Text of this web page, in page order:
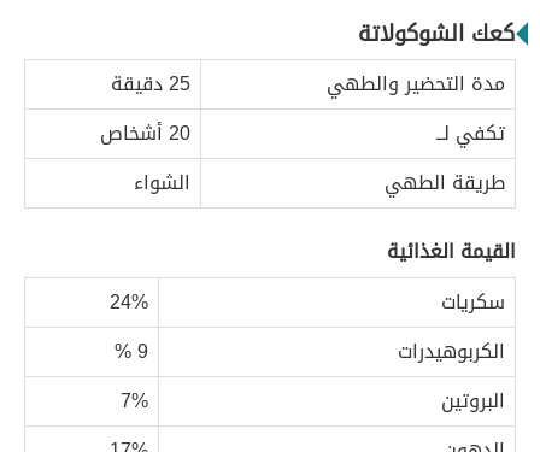
كعك الشوكولاتة
مدة التحضير والطهي
25 دقيقة
تكفي لــ
20 أشخاص
طريقة الطهي
الشواء
القيمة الغذائية
سكريات
24%
الكربوهيدرات
9 %
البروتين
7%